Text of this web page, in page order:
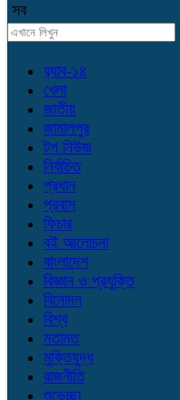
সব
র‌্যাব-১৪
খেলা
জাতীয়
জামালপুর
টপ নিউজ
নির্বাচিত
প্রধান
প্রবাস
ফিচার
বই আলোচনা
বাংলাদেশ
বিজ্ঞান ও প্রযুক্তি
বিনোদন
বিশ্ব
মতামত
মুক্তিযুদ্ধ
রাজনীতি
শুভেচ্ছা